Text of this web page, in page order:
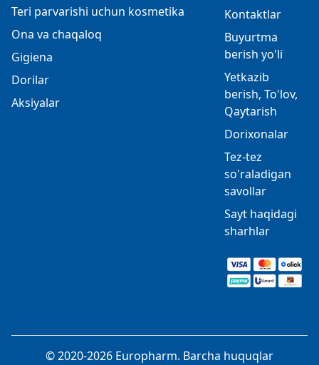
Teri parvarishi uchun kosmetika
Ona va chaqaloq
Gigiena
Dorilar
Aksiyalar
Kontaktlar
Buyurtma
berish yo'li
Yetkazib
berish, To'lov,
Qaytarish
Dorixonalar
Tez-tez
so'raladigan
savollar
Sayt haqidagi
sharhlar
© 2020-2026 Europharm. Barcha huquqlar